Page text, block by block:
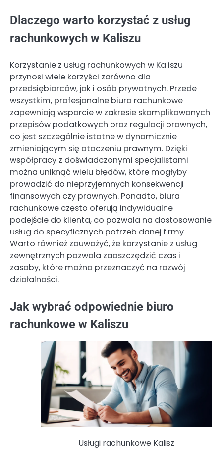
Dlaczego warto korzystać z usług
rachunkowych w Kaliszu
Korzystanie z usług rachunkowych w Kaliszu
przynosi wiele korzyści zarówno dla
przedsiębiorców, jak i osób prywatnych. Przede
wszystkim, profesjonalne biura rachunkowe
zapewniają wsparcie w zakresie skomplikowanych
przepisów podatkowych oraz regulacji prawnych,
co jest szczególnie istotne w dynamicznie
zmieniającym się otoczeniu prawnym. Dzięki
współpracy z doświadczonymi specjalistami
można uniknąć wielu błędów, które mogłyby
prowadzić do nieprzyjemnych konsekwencji
finansowych czy prawnych. Ponadto, biura
rachunkowe często oferują indywidualne
podejście do klienta, co pozwala na dostosowanie
usług do specyficznych potrzeb danej firmy.
Warto również zauważyć, że korzystanie z usług
zewnętrznych pozwala zaoszczędzić czas i
zasoby, które można przeznaczyć na rozwój
działalności.
Jak wybrać odpowiednie biuro
rachunkowe w Kaliszu
Usługi rachunkowe Kalisz